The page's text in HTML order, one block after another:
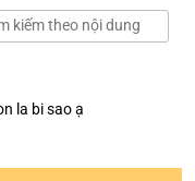
la bi sao ạ